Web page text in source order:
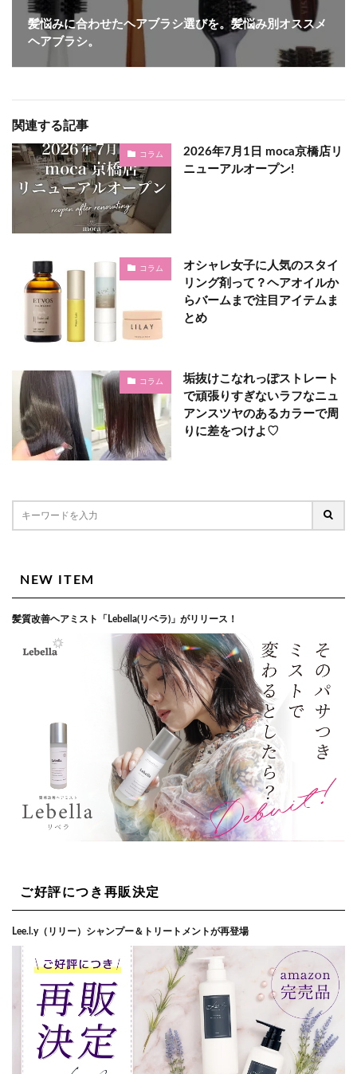
髪悩みに合わせたヘアブラシ選びを。髪悩み別オススメ
ヘアブラシ。
関連する記事
コラム
2026年7月1日 moca京橋店リ
ニューアルオープン!
コラム
オシャレ女子に人気のスタイ
リング剤って？ヘアオイルか
らバームまで注目アイテムま
とめ
コラム
垢抜けこなれっぽストレート
で頑張りすぎないラフなニュ
アンスツヤのあるカラーで周
りに差をつけよ♡
NEW ITEM
髪質改善ヘアミスト「Lebella(リベラ)」がリリース！
ご好評につき再販決定
Lee.l.y（リリー）シャンプー＆トリートメントが再登場